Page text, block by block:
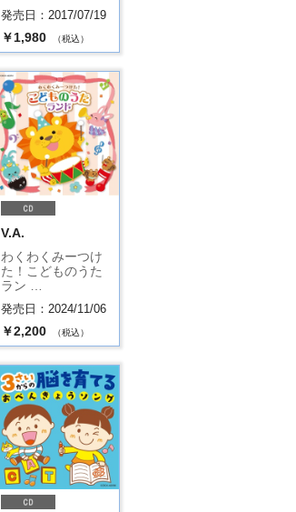
発売日：2017/07/19
￥1,980 （税込）
V.A.
わくわくみーつけ
た！こどものうた
ラン …
発売日：2024/11/06
￥2,200 （税込）